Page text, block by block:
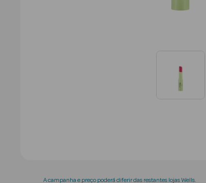
A campanha e preço poderá diferir das restantes lojas Wells.